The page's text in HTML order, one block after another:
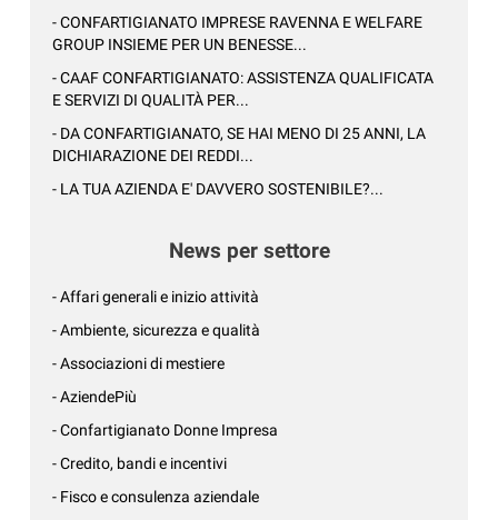
- CONFARTIGIANATO IMPRESE RAVENNA E WELFARE
GROUP INSIEME PER UN BENESSE...
- CAAF CONFARTIGIANATO: ASSISTENZA QUALIFICATA
E SERVIZI DI QUALITÀ PER...
- DA CONFARTIGIANATO, SE HAI MENO DI 25 ANNI, LA
DICHIARAZIONE DEI REDDI...
- LA TUA AZIENDA E' DAVVERO SOSTENIBILE?...
News per settore
- Affari generali e inizio attività
- Ambiente, sicurezza e qualità
- Associazioni di mestiere
- AziendePiù
- Confartigianato Donne Impresa
- Credito, bandi e incentivi
- Fisco e consulenza aziendale